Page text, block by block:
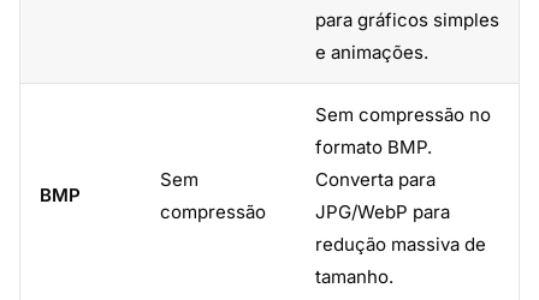
para gráficos simples
e animações.
BMP
Sem
compressão
Sem compressão no
formato BMP.
Converta para
JPG/WebP para
redução massiva de
tamanho.